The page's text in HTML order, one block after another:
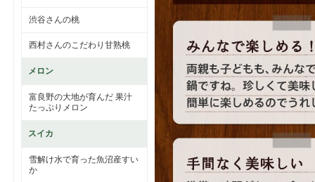
渋谷さんの桃
西村さんのこだわり甘熟桃
メロン
富良野の大地が育んだ 果汁
たっぷりメロン
スイカ
雪解け水で育った魚沼産すい
か